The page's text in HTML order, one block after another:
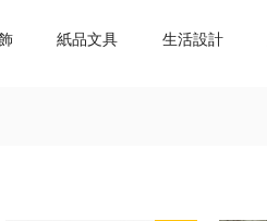
紙品文具 生活設計